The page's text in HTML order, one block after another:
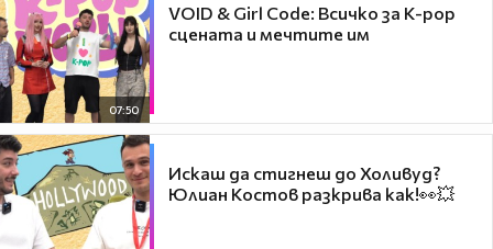
07:50
VOID & Girl Code: Всичко за K-pop
сцената и мечтите им
Искаш да стигнеш до Холивуд?
Юлиан Костов разкрива как!👀💥